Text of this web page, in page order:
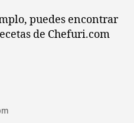
puedes encontrar
de Chefuri.com